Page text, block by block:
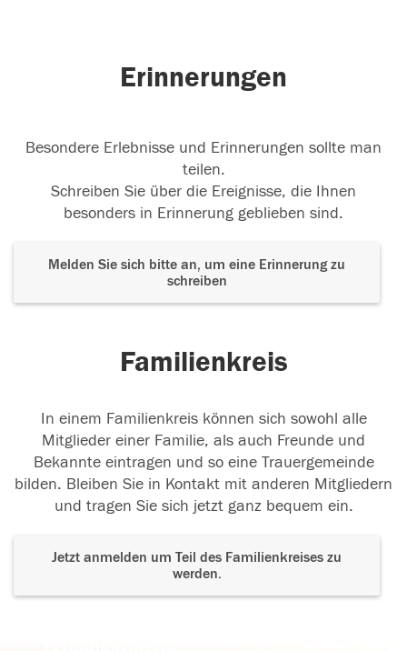
Erinnerungen
Besondere Erlebnisse und Erinnerungen sollte man
teilen.
Schreiben Sie über die Ereignisse, die Ihnen
besonders in Erinnerung geblieben sind.
Melden Sie sich bitte an, um eine Erinnerung zu
schreiben
Familienkreis
In einem Familienkreis können sich sowohl alle
Mitglieder einer Familie, als auch Freunde und
Bekannte eintragen und so eine Trauergemeinde
bilden. Bleiben Sie in Kontakt mit anderen Mitgliedern
und tragen Sie sich jetzt ganz bequem ein.
Jetzt anmelden um Teil des Familienkreises zu
werden.